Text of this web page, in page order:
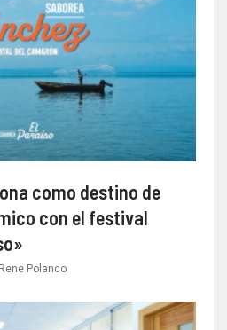
como destino de
con el festival
Rene Polanco